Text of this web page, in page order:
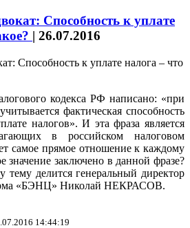
Способность к уплате
| 26.07.2016
кодекса РФ написано: «при
фактическая способность
налогов». И эта фраза является
в российском налоговом
самое прямое отношение к каждому
значение заключено в данной фразе?
делится генеральный директор
«БЭНЦ» Николай НЕКРАСОВ.
14:44:19